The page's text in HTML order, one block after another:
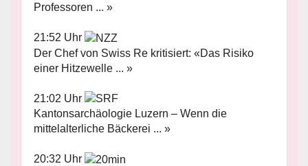
Professoren ... »
21:52 Uhr
Der Chef von Swiss Re kritisiert: «Das Risiko
einer Hitzewelle ... »
21:02 Uhr
Kantonsarchäologie Luzern – Wenn die
mittelalterliche Bäckerei ... »
20:32 Uhr